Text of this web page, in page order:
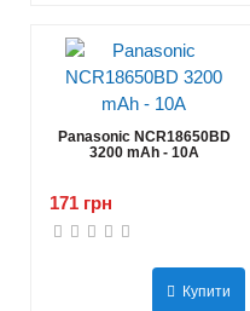
Panasonic NCR18650BD
3200 mAh - 10А
171 грн
Купити